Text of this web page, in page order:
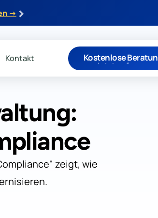
→›
Kontakt Kostenlose
Jetzt anfragen
zeigt, wie